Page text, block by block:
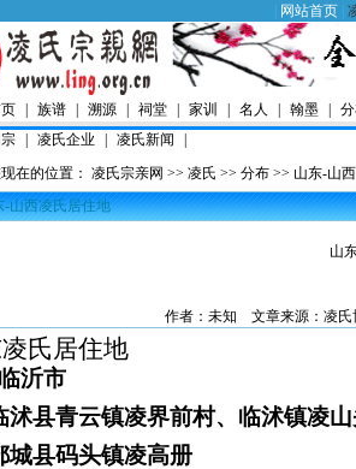
网站首页
族谱 溯源 祠堂 家训 名人 翰墨
凌氏企业 凌氏新闻
在的位置： 凌氏宗亲网 >> 凌氏 >> 分布 >> 山东-山西
-山西凌氏居住地
山
作者：未知 文章来源： 凌氏
氏居住地
沂市
沭县青云镇凌界前村、临沭镇凌
城县码头镇凌高册